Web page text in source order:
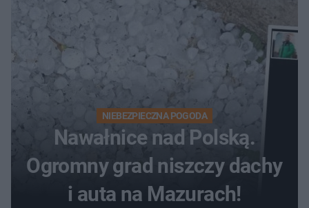
NIEBEZPIECZNA POGODA
Nawałnice nad Polską.
Ogromny grad niszczy dachy
i auta na Mazurach!